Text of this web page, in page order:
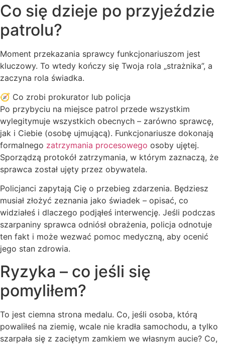
Co się dzieje po przyjeździe
patrolu?
Moment przekazania sprawcy funkcjonariuszom jest
kluczowy. To wtedy kończy się Twoja rola „strażnika”, a
zaczyna rola świadka.
🧭 Co zrobi prokurator lub policja
Po przybyciu na miejsce patrol przede wszystkim
wylegitymuje wszystkich obecnych – zarówno sprawcę,
jak i Ciebie (osobę ujmującą). Funkcjonariusze dokonają
formalnego zatrzymania procesowego osoby ujętej.
Sporządzą protokół zatrzymania, w którym zaznaczą, że
sprawca został ujęty przez obywatela.
Policjanci zapytają Cię o przebieg zdarzenia. Będziesz
musiał złożyć zeznania jako świadek – opisać, co
widziałeś i dlaczego podjąłeś interwencję. Jeśli podczas
szarpaniny sprawca odniósł obrażenia, policja odnotuje
ten fakt i może wezwać pomoc medyczną, aby ocenić
jego stan zdrowia.
Ryzyka – co jeśli się
pomyliłem?
To jest ciemna strona medalu. Co, jeśli osoba, którą
powaliłeś na ziemię, wcale nie kradła samochodu, a tylko
szarpała się z zaciętym zamkiem we własnym aucie? Co,